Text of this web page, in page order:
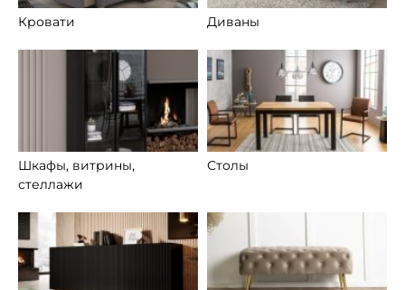
Кровати Диваны
Шкафы, витрины,
стеллажи
Столы